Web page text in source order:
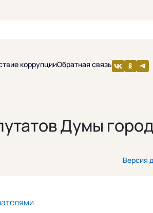
коррупцииОбратная связь
Думы
Версия